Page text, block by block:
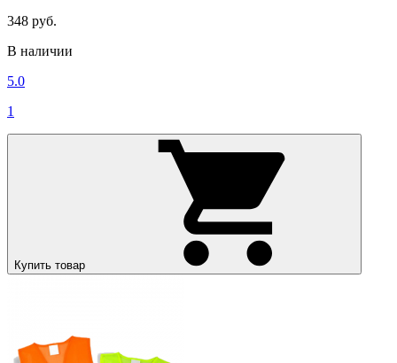
348 руб.
В наличии
5.0
1
Купить товар